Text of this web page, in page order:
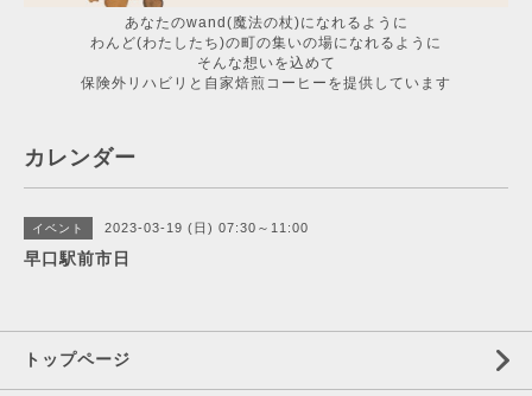
あなたのwand(魔法の杖)になれるように
わんど(わたしたち)の町の集いの場になれるように
そんな想いを込めて
保険外リハビリと自家焙煎コーヒーを提供しています
カレンダー
イベント 2023-03-19 (日) 07:30～11:00
早口駅前市日
トップページ